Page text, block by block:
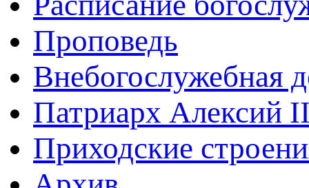
Проповедь
Внебогослужебная
Патриарх Алексий
Приходские